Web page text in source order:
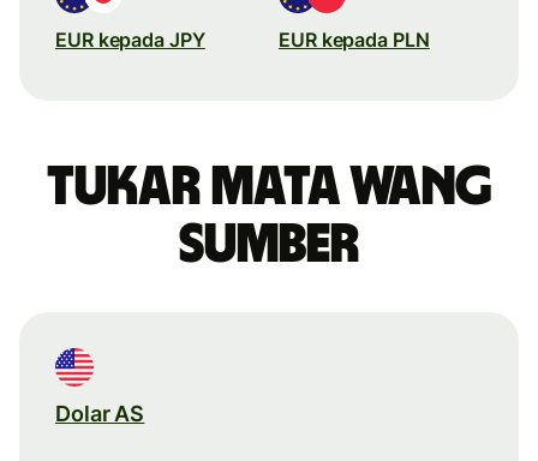
EUR kepada JPY EUR kepada PLN
Tukar mata wang
sumber
Dolar AS